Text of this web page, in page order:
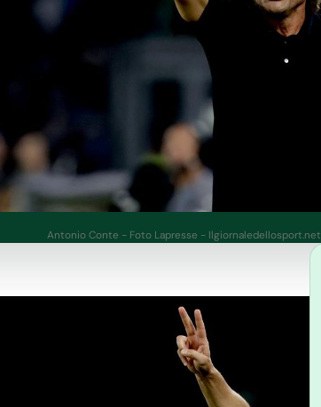
Antonio Conte - Foto Lapresse - Ilgiornaledellosport.net